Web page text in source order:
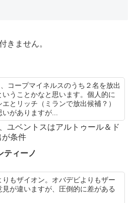
きません。
コープマイネルスのうち２名を放出
うことかなと思います。個人的に
とリッチ（ミランで放出候補？）
がありますが...
ユベントスはアルトゥール＆ド
が条件
ティーノ
もザイオン。オバデビよりもザー
が違いますが、圧倒的に差がある